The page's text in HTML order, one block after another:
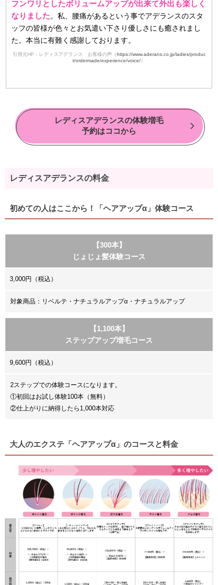
フンワリとしたボリュームアップが出来て外出も楽しく
なりました。私、腰痛があるという事でアデランスのスタ
ッフの皆様が色々とお気遣い下さり優しさにも癒されまし
た。本当に有難く感謝しております。
引用元HP：レディスアデランス お客様の声（https://www.aderans.co.jp/ladies/produc
t/ordermade/experience/voice/）
レディスアデランスの体験増毛
予約はココから
レディスアデランスの料金
初めての人はここから！「ヘアアップα」体験コース
【300本】
じょじょ髪体験コース
3,000円（税込）
対象商品：リベルテ・ナチュラルアップα・ナチュラルアップ
【1,100本】
ステップアップ増毛コース
9,600円（税込）
2ステップでの体験コースになります。
①初回はお試し体験100本（無料）
②仕上がりに納得したら1,000本対応
大人のエクステ「ヘアアップα」のコースと料金